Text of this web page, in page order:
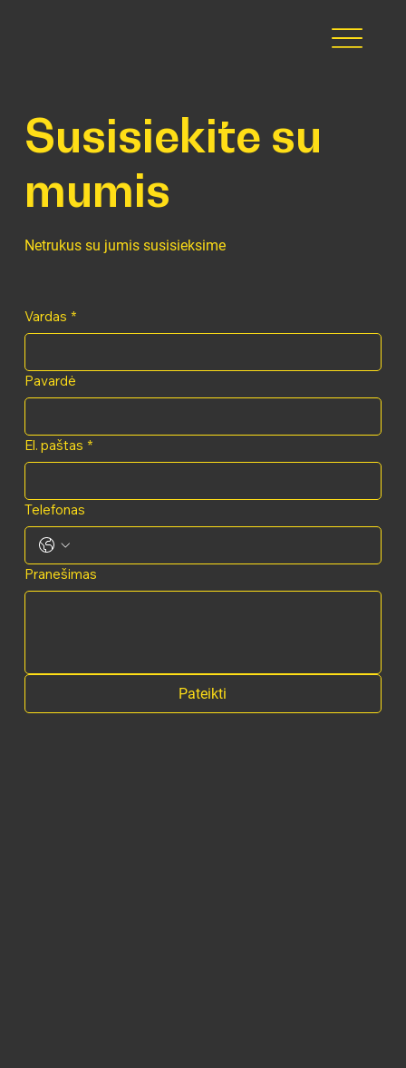
Susisiekite su
mumis
Netrukus su jumis susisieksime
Vardas *
Pavardė
El. paštas *
Telefonas
Pranešimas
Pateikti